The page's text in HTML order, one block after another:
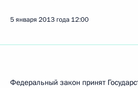
5 января 2013 года 12:00
Федеральный закон принят